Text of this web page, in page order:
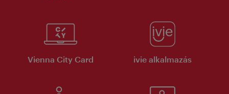
Vienna City Card ivie alkalmazás